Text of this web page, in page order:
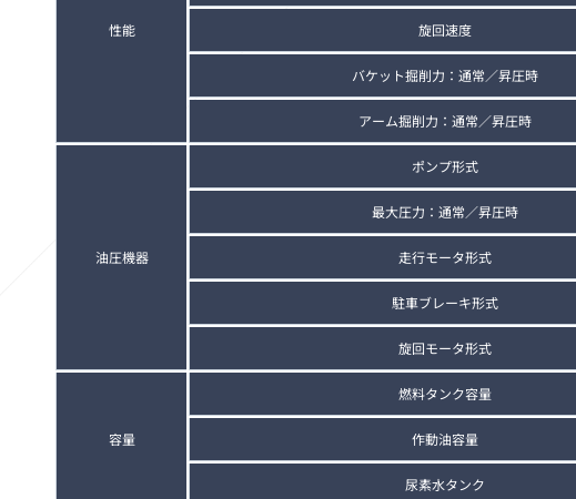
性能 旋回速度
バケット掘削力：通常／昇圧時
アーム掘削力：通常／昇圧時
油圧機器
ポンプ形式
最大圧力：通常／昇圧時
走行モータ形式
駐車ブレーキ形式
旋回モータ形式
容量
燃料タンク容量
作動油容量
尿素水タンク